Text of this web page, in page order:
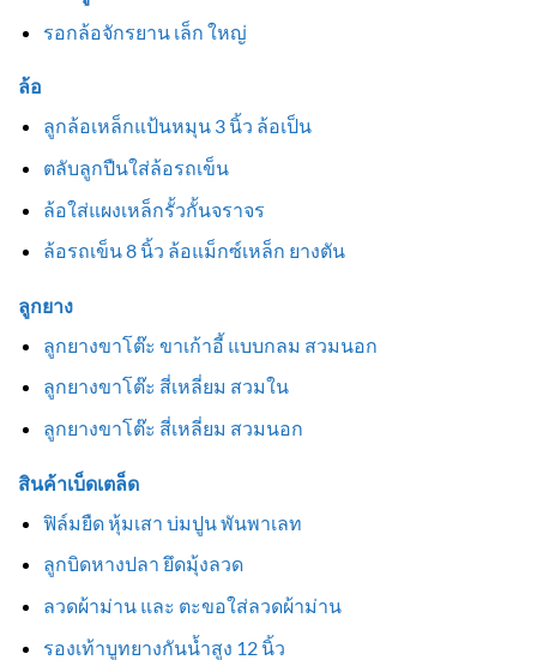
รอกล้อจักรยาน เล็ก ใหญ่
ล้อ
ลูกล้อเหล็กแป้นหมุน 3 นิ้ว ล้อเป็น
ตลับลูกปืนใส่ล้อรถเข็น
ล้อใส่แผงเหล็กรั้วกั้นจราจร
ล้อรถเข็น 8 นิ้ว ล้อแม็กซ์เหล็ก ยางตัน
ลูกยาง
ลูกยางขาโต๊ะ ขาเก้าอี้ แบบกลม สวมนอก
ลูกยางขาโต๊ะ สี่เหลี่ยม สวมใน
ลูกยางขาโต๊ะ สี่เหลี่ยม สวมนอก
สินค้าเบ็ดเตล็ด
ฟิล์มยืด หุ้มเสา บ่มปูน พันพาเลท
ลูกบิดหางปลา ยึดมุ้งลวด
ลวดผ้าม่าน และ ตะขอใส่ลวดผ้าม่าน
รองเท้าบูทยางกันน้ำสูง 12 นิ้ว